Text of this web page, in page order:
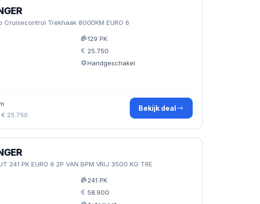
Cruisecontrol Trekhaak 8000KM EURO 6
129 PK
25.750
Handgeschakel
25.750
Bekijk deal
241 PK EURO 6 2P VAN BPM VRIJ 3500 KG TRE
241 PK
58.900